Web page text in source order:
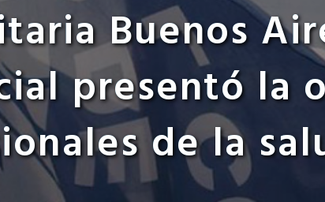
Buenos
presentó la
de la